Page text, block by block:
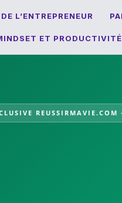
L’ENTREPRENEUR
ET PRODUCTIVITÉ